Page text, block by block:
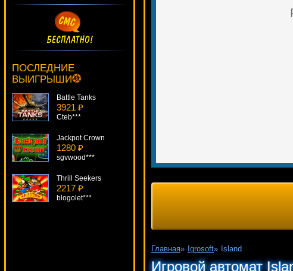
Главная» Igrosoft» Island
Игровой автомат
ПОСЛЕДНИЕ
ВЫИГРЫШИ
4228 ₽
Gamer***
Battle Tanks
3921 ₽
Cteb***
Jackpot Crown
1280 ₽
sgvwood***
Thrill Seekers
2217 ₽
blogolet***